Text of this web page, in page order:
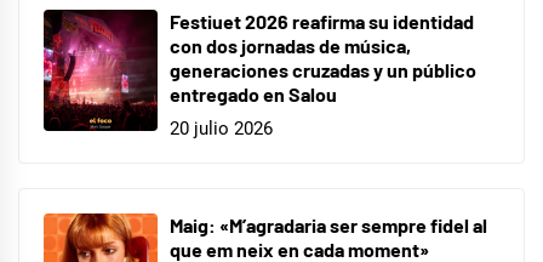
Festiuet 2026 reafirma su identidad
con dos jornadas de música,
generaciones cruzadas y un público
entregado en Salou
20 julio 2026
Maig: «M’agradaria ser sempre fidel al
que em neix en cada moment»